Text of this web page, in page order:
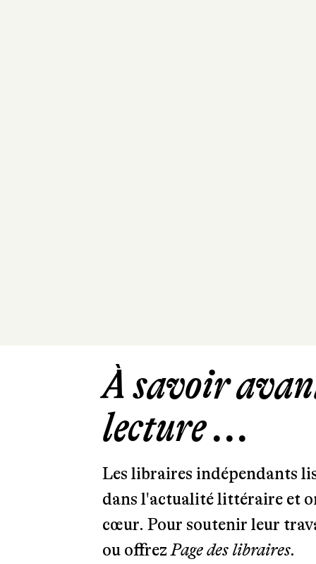
À savoir
lecture ...
Les libraires indépendants
dans l'actualité littéraire et
cœur. Pour soutenir leur
ou offrezPage des libraires.